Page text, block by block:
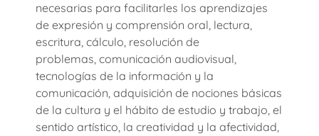
necesarias para facilitarles los aprendizajes
de expresión y comprensión oral, lectura,
escritura, cálculo, resolución de
problemas, comunicación audiovisual,
tecnologías de la información y la
comunicación, adquisición de nociones básicas
de la cultura y el hábito de estudio y trabajo, el
sentido artístico, la creatividad y la afectividad,